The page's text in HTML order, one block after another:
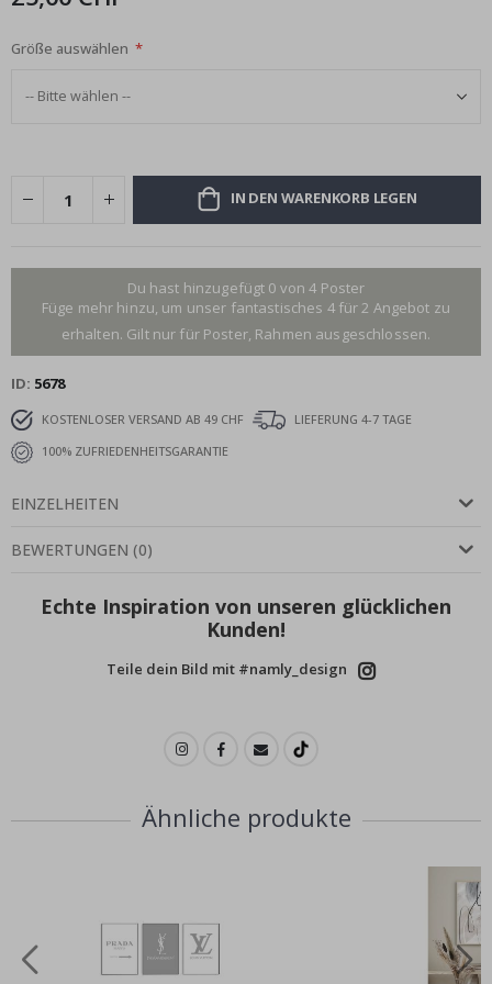
Größe auswählen
IN DEN WARENKORB LEGEN
Du hast hinzugefügt 0 von 4 Poster
Füge mehr hinzu, um unser fantastisches 4 für 2 Angebot zu
erhalten. Gilt nur für Poster, Rahmen ausgeschlossen.
ID 5678
KOSTENLOSER VERSAND AB 49 CHF
LIEFERUNG 4-7 TAGE
100% ZUFRIEDENHEITSGARANTIE
EINZELHEITEN
BEWERTUNGEN (0)
Echte Inspiration von unseren glücklichen
Kunden!
Teile dein Bild mit #namly_design
Ähnliche produkte